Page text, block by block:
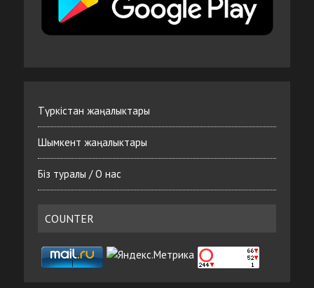
Түркістан жаңалыктары
Шымкент жаңалыктары
Біз туралы / О нас
COUNTER